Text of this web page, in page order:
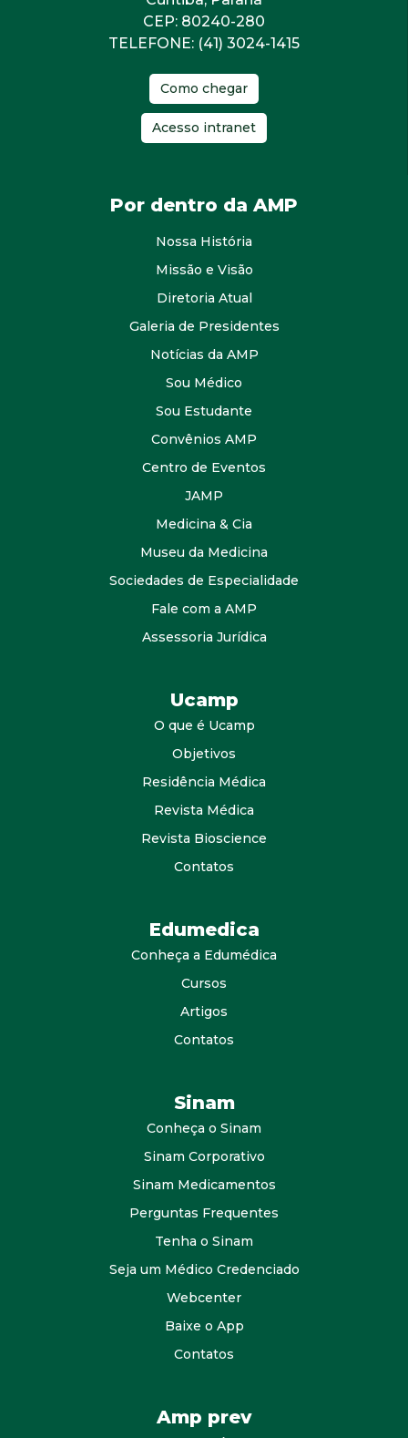
CEP: 80240-280
TELEFONE: (41) 3024-1415
Como chegar
Acesso intranet
Por dentro da AMP
Nossa História
Missão e Visão
Diretoria Atual
Galeria de Presidentes
Notícias da AMP
Sou Médico
Sou Estudante
Convênios AMP
Centro de Eventos
JAMP
Medicina & Cia
Museu da Medicina
Sociedades de Especialidade
Fale com a AMP
Assessoria Jurídica
Ucamp
O que é Ucamp
Objetivos
Residência Médica
Revista Médica
Revista Bioscience
Contatos
Edumedica
Conheça a Edumédica
Cursos
Artigos
Contatos
Sinam
Conheça o Sinam
Sinam Corporativo
Sinam Medicamentos
Perguntas Frequentes
Tenha o Sinam
Seja um Médico Credenciado
Webcenter
Baixe o App
Contatos
Amp prev